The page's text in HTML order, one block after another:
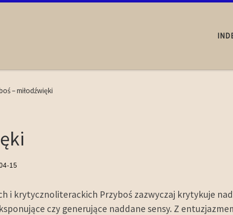
– miłodźwięki
15
i krytycznoliterackich Przyboś zazwyczaj krytykuje
czy generujące naddane sensy. Z